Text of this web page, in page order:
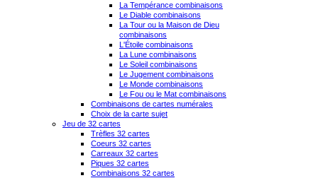
La Tempérance combinaisons
Le Diable combinaisons
La Tour ou la Maison de Dieu
combinaisons
L'Étoile combinaisons
La Lune combinaisons
Le Soleil combinaisons
Le Jugement combinaisons
Le Monde combinaisons
Le Fou ou le Mat combinaisons
Combinaisons de cartes numérales
Choix de la carte sujet
Jeu de 32 cartes
Trèfles 32 cartes
Coeurs 32 cartes
Carreaux 32 cartes
Piques 32 cartes
Combinaisons 32 cartes